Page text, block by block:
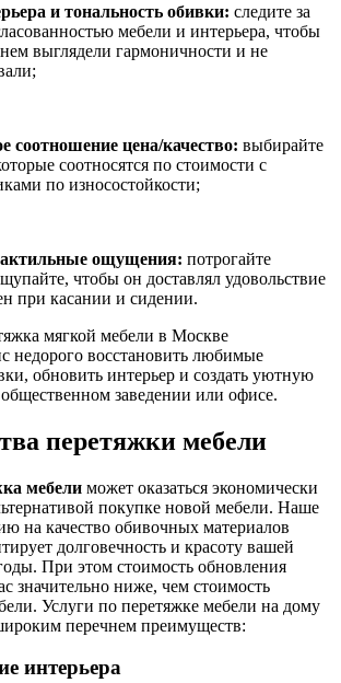
и тональность обивки: следите за
мебели и интерьера, чтобы
выглядели гармоничности и не
соотношение цена/качество: выбирайте
соотносятся по стоимости с
по износостойкости;
ощущения: потрогайте
чтобы он доставлял удовольствие
при касании и сидении.
мягкой мебели в Москве
недорого восстановить любимые
обновить интерьер и создать уютную
заведении или офисе.
перетяжки мебели
мебели может оказаться экономически
покупке новой мебели. Наше
на качество обивочных материалов
долговечность и красоту вашей
При этом стоимость обновления
значительно ниже, чем стоимость
Услуги по перетяжке мебели на дому
перечнем преимуществ:
интерьера